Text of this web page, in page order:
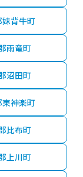
妹背牛町
雨竜町
沼田町
東神楽町
比布町
上川町